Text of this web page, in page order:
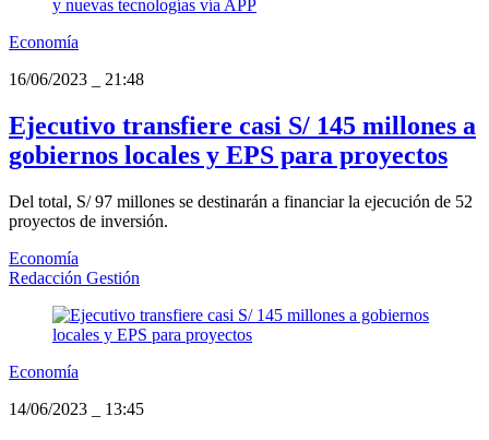
Economía
16/06/2023
21:48
Ejecutivo transfiere casi S/ 145 millones a
gobiernos locales y EPS para proyectos
Del total, S/ 97 millones se destinarán a financiar la ejecución de 52
proyectos de inversión.
Economía
Redacción Gestión
Economía
14/06/2023
13:45